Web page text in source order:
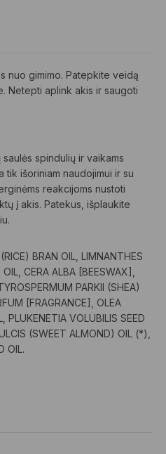
nuo gimimo. Patepkite veidą
Netepti aplink akis ir saugoti
spindulių ir vaikams
išoriniam naudojimui ir su
reakcijoms nustoti
į akis. Patekus, išplaukite
BRAN OIL, LIMNANTHES
CERA ALBA [BEESWAX],
PARKII (SHEA)
[FRAGRANCE], OLEA
PLUKENETIA VOLUBILIS SEED
(SWEET ALMOND) OIL (*),
OIL.